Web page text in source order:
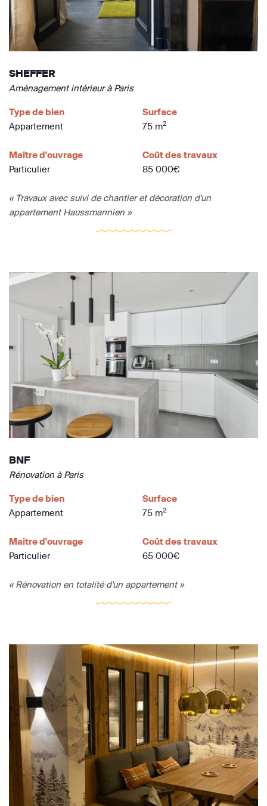
SHEFFER
Aménagement intérieur à Paris
Type de bien
Appartement
Surface
75 m2
Maître d'ouvrage
Particulier
Coût des travaux
85 000€
« Travaux avec suivi de chantier et décoration d'un
appartement Haussmannien »
BNF
Rénovation à Paris
Type de bien
Appartement
Surface
75 m2
Maître d'ouvrage
Particulier
Coût des travaux
65 000€
« Rénovation en totalité d'un appartement »